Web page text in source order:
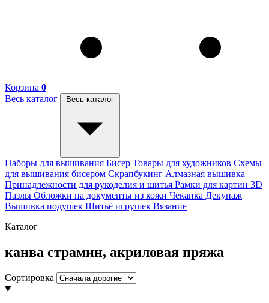
Корзина 0
Весь каталог
Весь каталог
Наборы для вышивания Бисер Товары для художников Схемы
для вышивания бисером Скрапбукинг Алмазная вышивка
Принадлежности для рукоделия и шитья Рамки для картин 3D
Пазлы Обложки на документы из кожи Чеканка Декупаж
Вышивка подушек Шитьё игрушек Вязание
Каталог
канва страмин, акриловая пряжа
Сортировка